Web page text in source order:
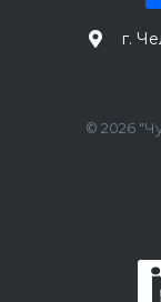
г.
© 2026